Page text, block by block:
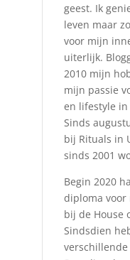
geest. Ik
leven maar
voor mijn
uiterlijk.
2010 mijn
mijn passie
en lifestyle
Sinds
bij Rituals in
sinds 2001
Begin 2020
diploma
bij de House
Sindsdien
verschillende